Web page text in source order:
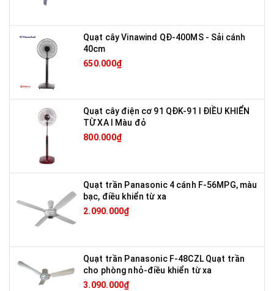
Quạt cây Vinawind QĐ-400MS - Sải cánh
40cm
650.000₫
Quạt cây điện cơ 91 QĐK-91 I ĐIỀU KHIỂN
TỪ XA I Màu đỏ
800.000₫
Quạt trần Panasonic 4 cánh F-56MPG, màu
bạc, điều khiển từ xa
2.090.000₫
Quạt trần Panasonic F-48CZL Quạt trần
cho phòng nhỏ-điều khiển từ xa
3.090.000₫